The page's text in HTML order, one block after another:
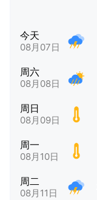
今天
08月07日
周六
08月08日
周日
08月09日
周一
08月10日
周二
08月11日